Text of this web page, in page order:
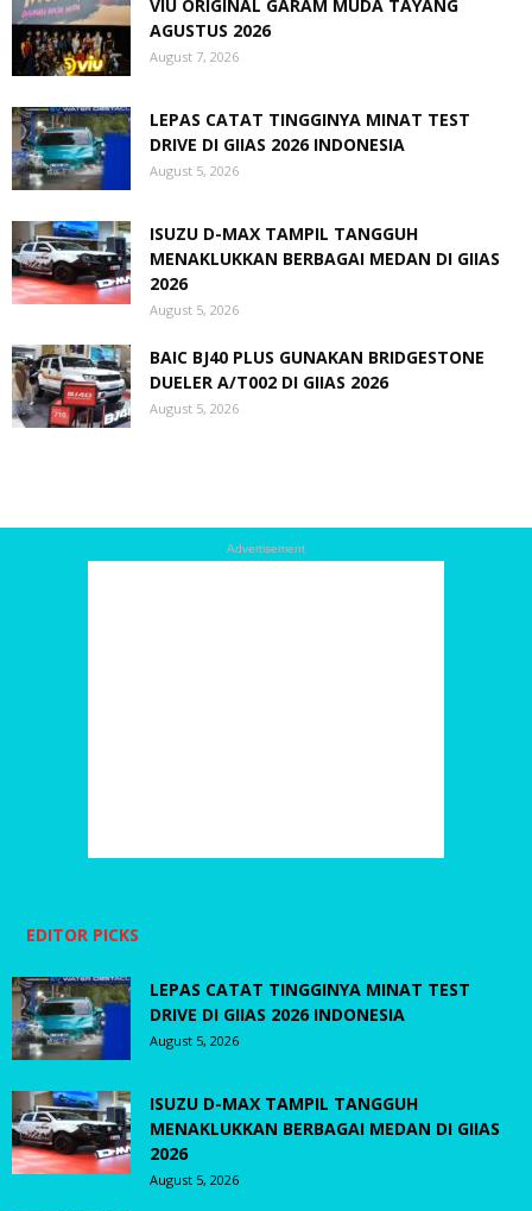
VIU ORIGINAL GARAM MUDA TAYANG
AGUSTUS 2026
August 7, 2026
LEPAS CATAT TINGGINYA MINAT TEST
DRIVE DI GIIAS 2026 INDONESIA
August 5, 2026
ISUZU D-MAX TAMPIL TANGGUH
MENAKLUKKAN BERBAGAI MEDAN DI GIIAS
2026
August 5, 2026
BAIC BJ40 PLUS GUNAKAN BRIDGESTONE
DUELER A/T002 DI GIIAS 2026
August 5, 2026
Advertisement
EDITOR PICKS
LEPAS CATAT TINGGINYA MINAT TEST
DRIVE DI GIIAS 2026 INDONESIA
August 5, 2026
ISUZU D-MAX TAMPIL TANGGUH
MENAKLUKKAN BERBAGAI MEDAN DI GIIAS
2026
August 5, 2026